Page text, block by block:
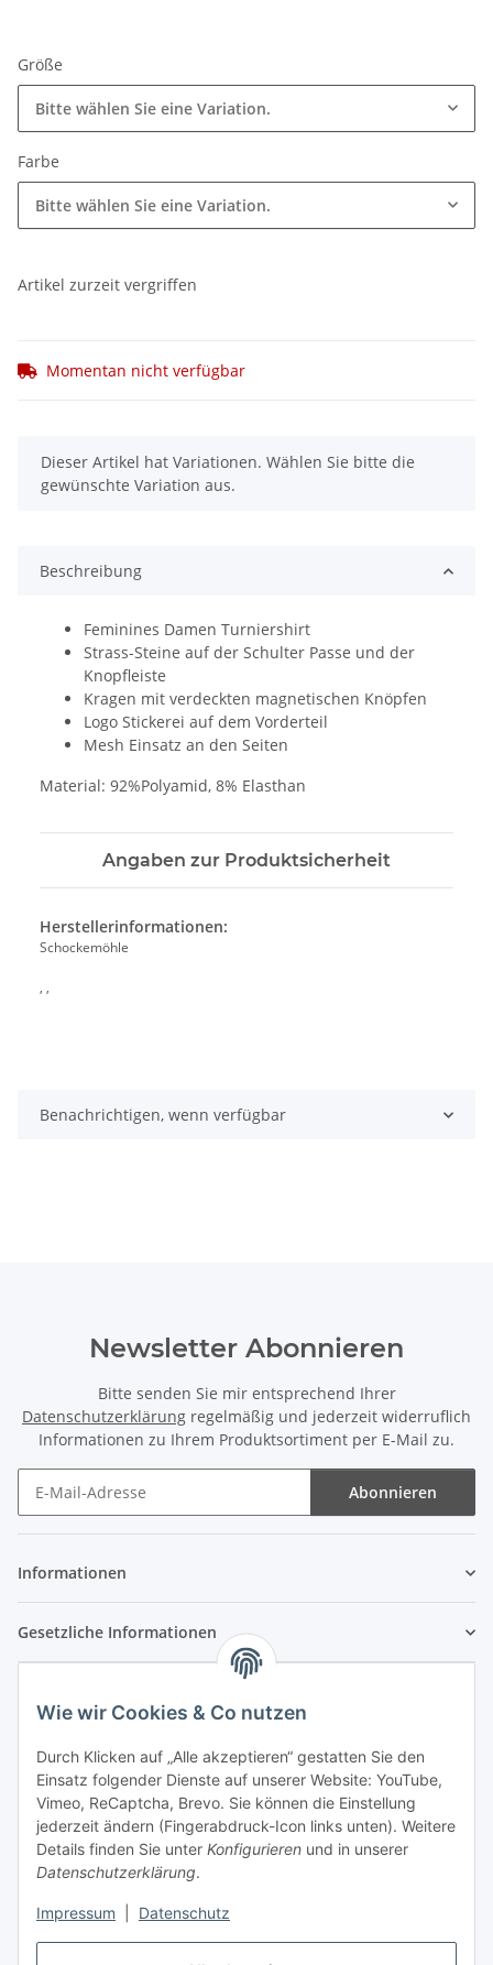
Wie wir Cookies & Co nutzen
Durch Klicken auf „Alle akzeptieren“ gestatten Sie den
Einsatz folgender Dienste auf unserer Website: YouTube,
Vimeo, ReCaptcha, Brevo. Sie können die Einstellung
jederzeit ändern (Fingerabdruck-Icon links unten). Weitere
Details finden Sie unter Konfigurieren und in unserer
Datenschutzerklärung.
Impressum Datenschutz
Größe
Bitte wählen Sie eine Variation.
Farbe
Bitte wählen Sie eine Variation.
Artikel zurzeit vergriffen
Momentan nicht verfügbar
x
Dieser Artikel hat Variationen. Wählen Sie bitte die
gewünschte Variation aus.
Beschreibung
Feminines Damen Turniershirt
Strass-Steine auf der Schulter Passe und der
Knopfleiste
Kragen mit verdeckten magnetischen Knöpfen
Logo Stickerei auf dem Vorderteil
Mesh Einsatz an den Seiten
Material: 92%Polyamid, 8% Elasthan
Angaben zur Produktsicherheit
Herstellerinformationen:
Schockemöhle
, ,
Benachrichtigen, wenn verfügbar
Newsletter Abonnieren
Bitte senden Sie mir entsprechend Ihrer
Datenschutzerklärung regelmäßig und jederzeit widerruflich
Informationen zu Ihrem Produktsortiment per E-Mail zu.
Abonnieren
Informationen
Gesetzliche Informationen